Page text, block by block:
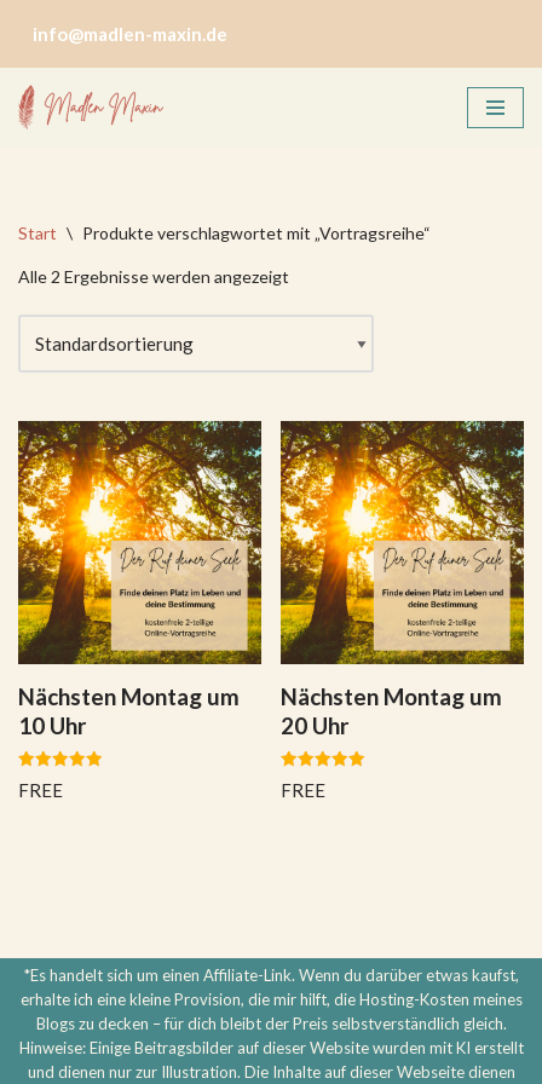
Zum
Inhalt
springen
info@madlen-maxin.de
Start \ Produkte verschlagwortet mit „Vortragsreihe“
Alle 2 Ergebnisse werden angezeigt
Nächsten Montag um
10 Uhr
Bewertet
mit
FREE
Nächsten Montag um
20 Uhr
Bewertet
mit
FREE
*Es handelt sich um einen Affiliate-Link. Wenn du darüber etwas kaufst,
erhalte ich eine kleine Provision, die mir hilft, die Hosting-Kosten meines
Blogs zu decken – für dich bleibt der Preis selbstverständlich gleich.
Hinweise: Einige Beitragsbilder auf dieser Website wurden mit KI erstellt
und dienen nur zur Illustration. Die Inhalte auf dieser Webseite dienen